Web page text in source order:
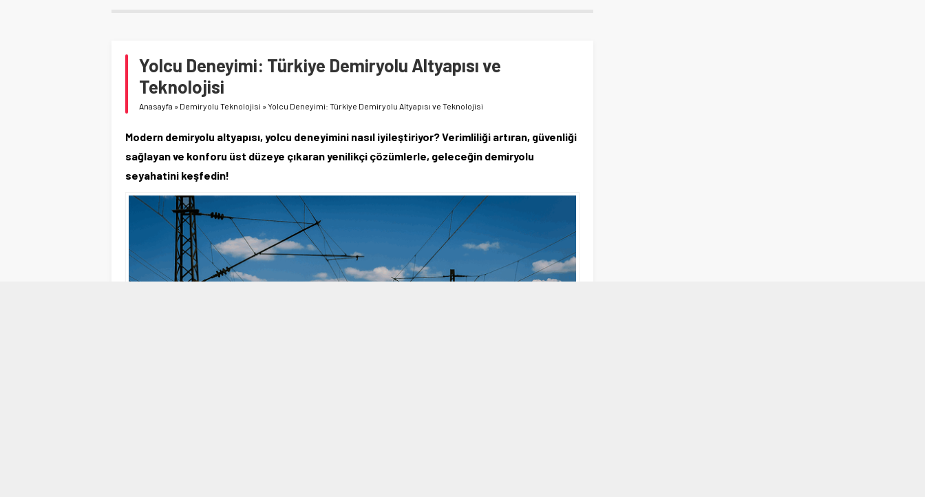
Yolcu Deneyimi: Türkiye Demiryolu Altyapısı ve
Teknolojisi
Anasayfa » Demiryolu Teknolojisi »Yolcu Deneyimi: Türkiye Demiryolu Altyapısı ve Teknolojisi
Modern demiryolu altyapısı, yolcu deneyimini nasıl iyileştiriyor? Verimliliği artıran, güvenliği
sağlayan ve konforu üst düzeye çıkaran yenilikçi çözümlerle, geleceğin demiryolu
seyahatini keşfedin!